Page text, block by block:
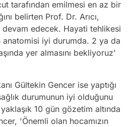
tarafından emilmesi en az bir
belirten Prof. Dr. Arıcı,
edecek. Hayati tehlikesi
anatomisi iyi durumda. 2 ya da
yer almasını bekliyoruz'
Gültekin Gencer ise yaptığı
durumunun iyi olduğunu
10 gün gözetim altında
'Önemli olan hocamızın